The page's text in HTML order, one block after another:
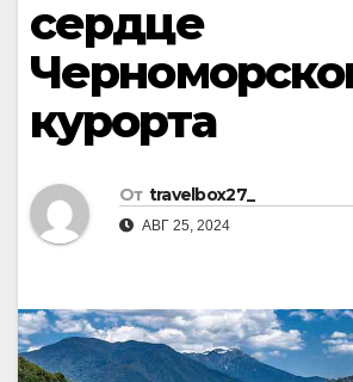
сердце
курорта
От travelbox27_
АВГ 25, 2024